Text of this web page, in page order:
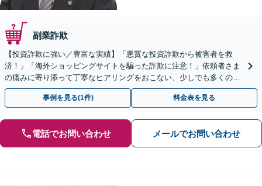
副業詐欺
【投資詐欺に強い／豊富な実績】「悪質な投資詐欺から被害者を救
済！」「海外ショッピングサイトを騙った詐欺に注意！」依頼者さま
の痛みに寄り添って丁寧なヒアリングをおこない、少しでも多くの返
金が得られるよう尽力します！
事例を見る(1件) 料金表を見る
電話でお問い合わせ メールでお問い合わせ